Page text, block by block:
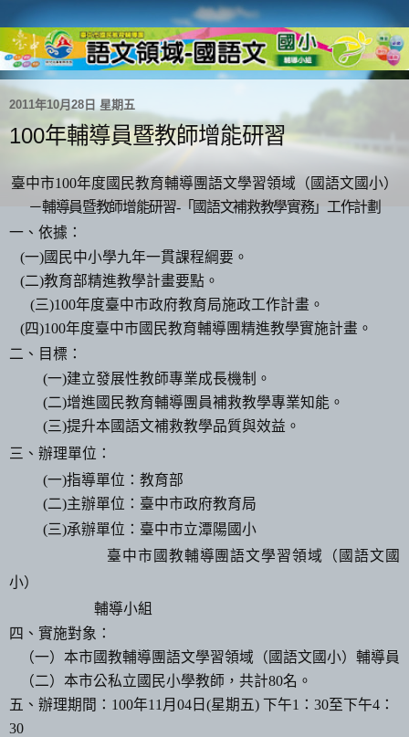
2011年10月28日 星期五
100年輔導員暨教師增能研習
臺中市100年度國民教育輔導團語文學習領域（國語文國小）
－輔導員暨教師增能研習-「國語文補救教學實務」工作計劃
一、依據：
(一)國民中小學九年一貫課程綱要。
(二)教育部精進教學計畫要點。
(三)100年度臺中市政府教育局施政工作計畫。
(四)100年度臺中市國民教育輔導團精進教學實施計畫。
二、目標：
(一)建立發展性教師專業成長機制。
(二)增進國民教育輔導團員補救教學專業知能。
(三)提升本國語文補救教學品質與效益。
三、辦理單位：
(一)指導單位：教育部
(二)主辦單位：臺中市政府教育局
(三)承辦單位：臺中市立潭陽國小
臺中市國教輔導團語文學習領域（國語文國
小）
輔導小組
四、實施對象：
（一）本市國教輔導團語文學習領域（國語文國小）輔導員
（二）本市公私立國民小學教師，共計80名。
五、辦理期間： 100年11 月 04 日 (星期五) 下午1 ： 30至下午4 ：
30